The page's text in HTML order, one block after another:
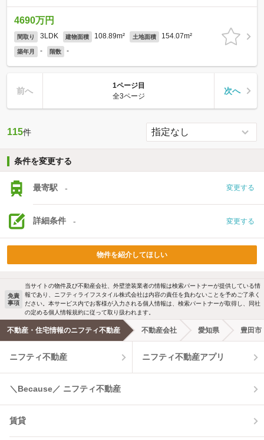
4690万円
間取り 3LDK 建物面積 108.89m² 土地面積 154.07m²
築年月 - 階数 -
前へ
1ページ目
全3ページ
次へ
115件
条件を変更する
最寄駅 - 変更する
詳細条件 - 変更する
物件を紹介してほしい
免責
事項
当サイトの物件及び不動産会社、外壁塗装業者の情報は検索パートナーが提供している情
報であり、ニフティライフスタイル株式会社は内容の責任を負わないことを予めご了承く
ださい。本サービス内でお客様が入力される個人情報は、検索パートナーが取得し、同社
の定める個人情報規約に従って取り扱われます。
不動産・住宅情報のニフティ不動産 不動産会社 愛知県 豊田市
ニフティ不動産 ニフティ不動産アプリ
＼Because／ ニフティ不動産
賃貸